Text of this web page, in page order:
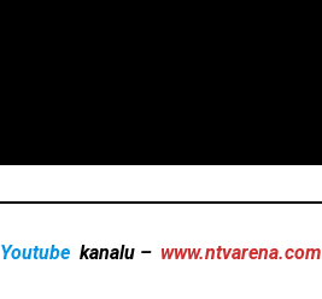
Youtube kanalu – www.ntvarena.com